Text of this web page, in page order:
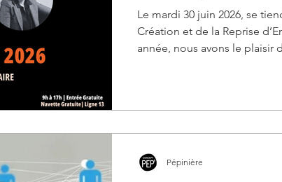
Le mardi 30 juin 2026, se
Création et de la Reprise
année, nous avons le plaisir
pour vous accompagner sur
Faites germer vos idées !
Pépinière